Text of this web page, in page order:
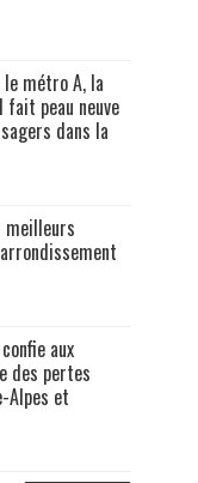
métro A, la
peau neuve
dans la
meilleurs
aux
des pertes
Alpes et